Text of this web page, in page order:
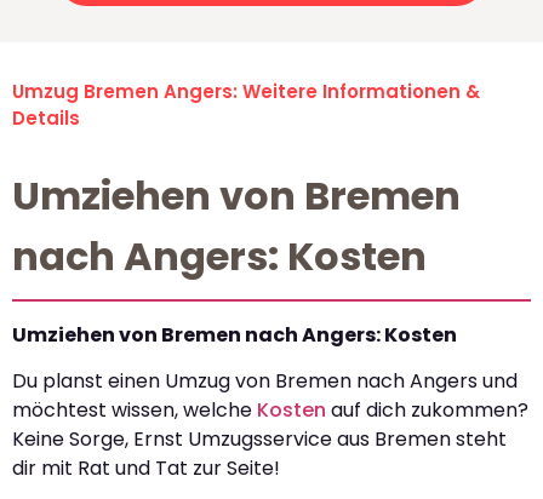
Umzug Bremen Angers: Weitere Informationen &
Details
Umziehen von Bremen
nach Angers: Kosten
Umziehen von Bremen nach Angers: Kosten
Du planst einen Umzug von Bremen nach Angers und
möchtest wissen, welche Kosten auf dich zukommen?
Keine Sorge, Ernst Umzugsservice aus Bremen steht
dir mit Rat und Tat zur Seite!